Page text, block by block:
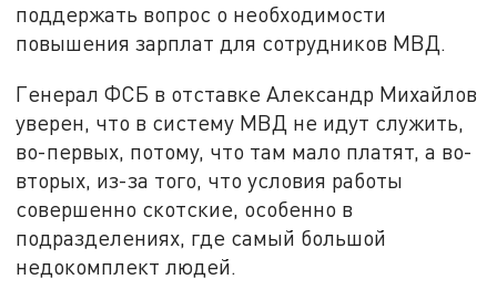
поддержать вопрос о необходимости
повышения зарплат для сотрудников МВД.
Генерал ФСБ в отставке Александр Михайлов
уверен, что в систему МВД не идут служить,
во-первых, потому, что там мало платят, а во-
вторых, из-за того, что условия работы
совершенно скотские, особенно в
подразделениях, где самый большой
недокомплект людей.